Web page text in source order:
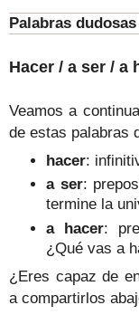
Palabras dudosas
Hacer / a ser / a
Veamos a
de estas palabras
hacer:
a ser:
termine la
a hacer:
¿Qué vas a
¿Eres capaz de
a compartirlos